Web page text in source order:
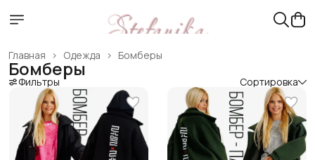
Бомберы
Одежда ›
Главная ›
Бомберы
Фильтры Сортировка